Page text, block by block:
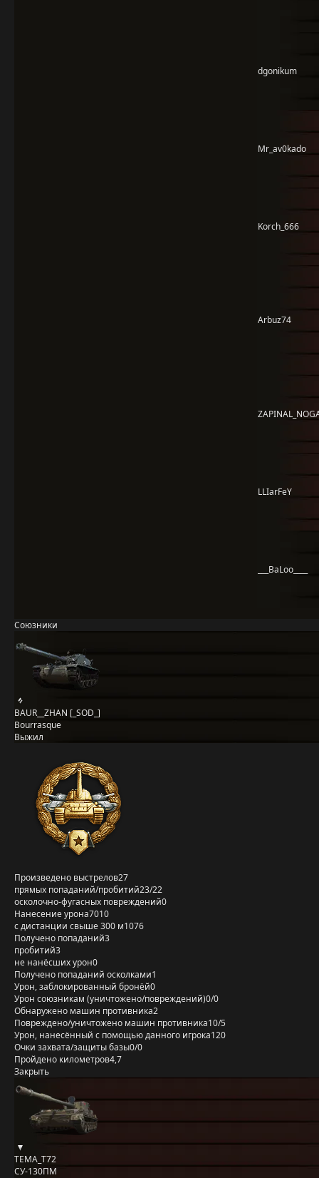
dgonikum
Mr_av0kado
Korch_666
Arbuz74
LLIarFeY
___BaLoo____
Союзники
BAUR__ZHAN [_SOD_]
Bourrasque
Выжил
Произведено выстрелов27
прямых попаданий/пробитий23/22
осколочно-фугасных повреждений0
Нанесение урона7010
с дистанции свыше 300 м1076
Получено попаданий3
пробитий3
не нанёсших урон0
Получено попаданий осколками1
Урон, заблокированный бронёй0
Урон союзникам (уничтожено/повреждений)0/0
Обнаружено машин противника2
Повреждено/уничтожено машин противника10/5
Урон, нанесённый с помощью данного игрока120
Очки захвата/защиты базы0/0
Пройдено километров4,7
Закрыть
TEMA_T72
СУ-130ПМ